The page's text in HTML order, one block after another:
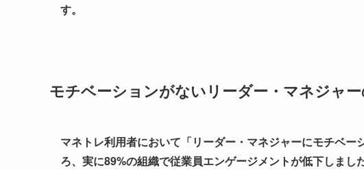
す。
モチベーションがないリーダー・マネジャ
マネトレ利用者において「リーダー・マネジャーにモチベ
ろ、実に89%の組織で従業員エンゲージメントが低下しました